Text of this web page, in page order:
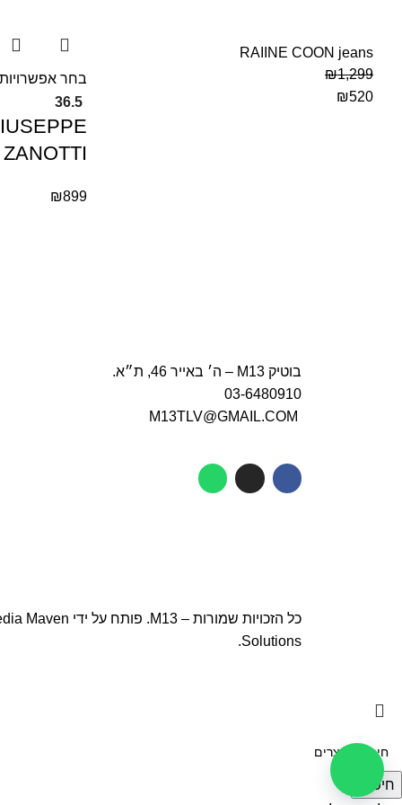
RAIINE COON jeans
₪1,299
₪520
בחר אפשרויות
36.5
ZANOTTI
₪899
בוטיק M13 – ה׳ באייר 46, ת״א.
03-6480910
כל הזכויות שמורות – M13. פותח על ידי
Maven
Solutions
.
חיפוש